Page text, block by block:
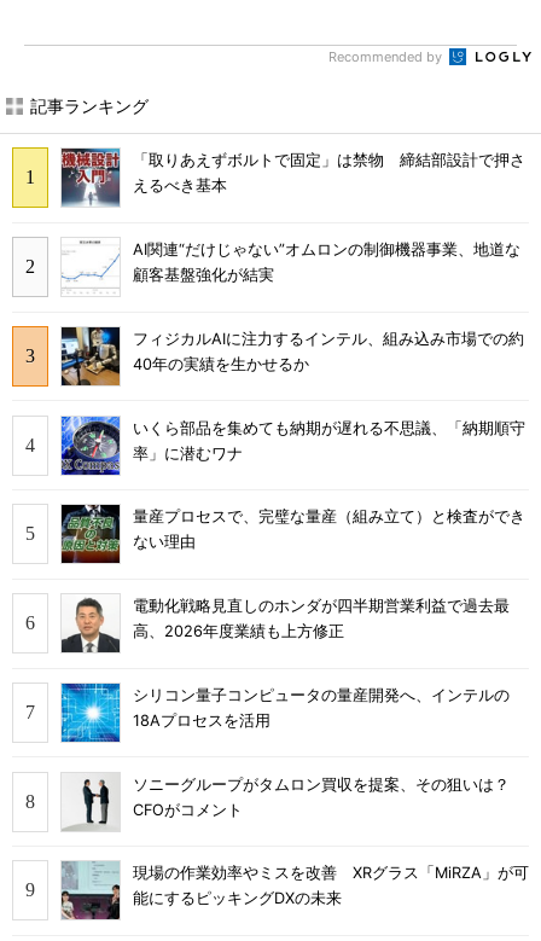
Recommended by
記事ランキング
「取りあえずボルトで固定」は禁物 締結部設計で押さ
えるべき基本
AI関連“だけじゃない”オムロンの制御機器事業、地道な
顧客基盤強化が結実
フィジカルAIに注力するインテル、組み込み市場での約
40年の実績を生かせるか
いくら部品を集めても納期が遅れる不思議、「納期順守
率」に潜むワナ
量産プロセスで、完璧な量産（組み立て）と検査ができ
ない理由
電動化戦略見直しのホンダが四半期営業利益で過去最
高、2026年度業績も上方修正
シリコン量子コンピュータの量産開発へ、インテルの
18Aプロセスを活用
ソニーグループがタムロン買収を提案、その狙いは？
CFOがコメント
現場の作業効率やミスを改善 XRグラス「MiRZA」が可
能にするピッキングDXの未来